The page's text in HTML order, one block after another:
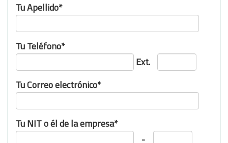
Tu Apellido*
Tu Teléfono*
Ext.
Tu Correo electrónico*
Tu NIT o él de la empresa*
-